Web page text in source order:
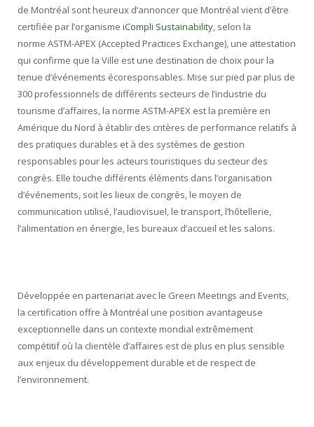
de Montréal sont heureux d’annoncer que Montréal vient d’être
certifiée par l’organisme iCompli Sustainability, selon la
norme ASTM-APEX (Accepted Practices Exchange), une attestation
qui confirme que la Ville est une destination de choix pour la
tenue d’événements écoresponsables. Mise sur pied par plus de
300 professionnels de différents secteurs de l’industrie du
tourisme d’affaires, la norme ASTM-APEX est la première en
Amérique du Nord à établir des critères de performance relatifs à
des pratiques durables et à des systèmes de gestion
responsables pour les acteurs touristiques du secteur des
congrès. Elle touche différents éléments dans l’organisation
d’événements, soit les lieux de congrès, le moyen de
communication utilisé, l’audiovisuel, le transport, l’hôtellerie,
l’alimentation en énergie, les bureaux d’accueil et les salons.
Développée en partenariat avec le Green Meetings and Events,
la certification offre à Montréal une position avantageuse
exceptionnelle dans un contexte mondial extrêmement
compétitif où la clientèle d’affaires est de plus en plus sensible
aux enjeux du développement durable et de respect de
l’environnement.